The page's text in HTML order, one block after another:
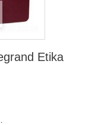
Etika